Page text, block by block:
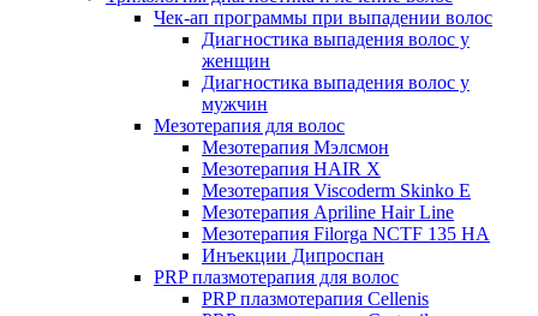
Чек-ап программы при выпадении волос
Диагностика выпадения волос у
женщин
Диагностика выпадения волос у
мужчин
Мезотерапия для волос
Мезотерапия Мэлсмон
Мезотерапия HAIR X
Мезотерапия Viscoderm Skinko E
Мезотерапия Apriline Hair Line
Мезотерапия Filorga NCTF 135 HA
Инъекции Дипроспан
PRP плазмотерапия для волос
PRP плазмотерапия Cellenis